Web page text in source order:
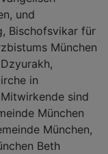
und
Bischofsvikar für
München
in
sind
München
München,
Beth